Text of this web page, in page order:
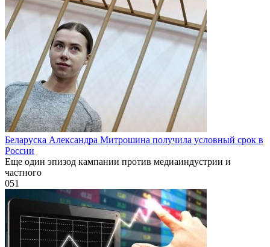
Беларуска Александра Митрошина получила условный срок в
России
Еще один эпизод кампании против медиаиндустрии и
частного
051